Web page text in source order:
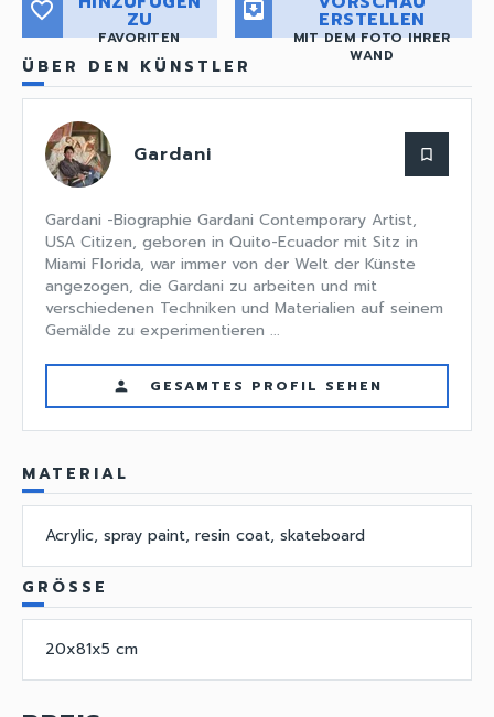
favorite_border ZU
FAVORITEN
move_to_inbox ERSTELLEN
MIT DEM FOTO IHRER
WAND
ÜBER DEN KÜNSTLER
Gardani bookmark_border
Gardani -Biographie Gardani Contemporary Artist,
USA Citizen, geboren in Quito-Ecuador mit Sitz in
Miami Florida, war immer von der Welt der Künste
angezogen, die Gardani zu arbeiten und mit
verschiedenen Techniken und Materialien auf seinem
Gemälde zu experimentieren ...
person GESAMTES PROFIL SEHEN
MATERIAL
Acrylic, spray paint, resin coat, skateboard
GRÖSSE
20x81x5 cm